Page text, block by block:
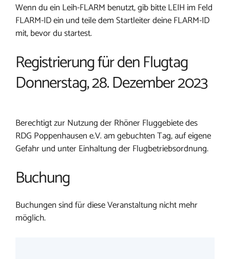
Wenn du ein Leih-FLARM benutzt, gib bitte LEIH im Feld
FLARM-ID ein und teile dem Startleiter deine FLARM-ID
mit, bevor du startest.
Registrierung für den Flugtag
Donnerstag, 28. Dezember 2023
Berechtigt zur Nutzung der Rhöner Fluggebiete des
RDG Poppenhausen e.V. am gebuchten Tag, auf eigene
Gefahr und unter Einhaltung der Flugbetriebsordnung.
Buchung
Buchungen sind für diese Veranstaltung nicht mehr
möglich.